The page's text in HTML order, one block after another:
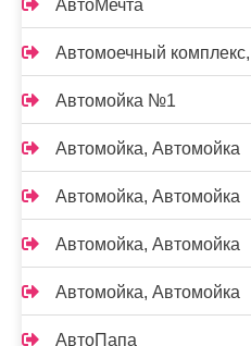
АвтоМечта
Автомоечный
Автомойка №1
Автомойка, Автомойка
Автомойка, Автомойка
Автомойка, Автомойка
Автомойка, Автомойка
АвтоПапа